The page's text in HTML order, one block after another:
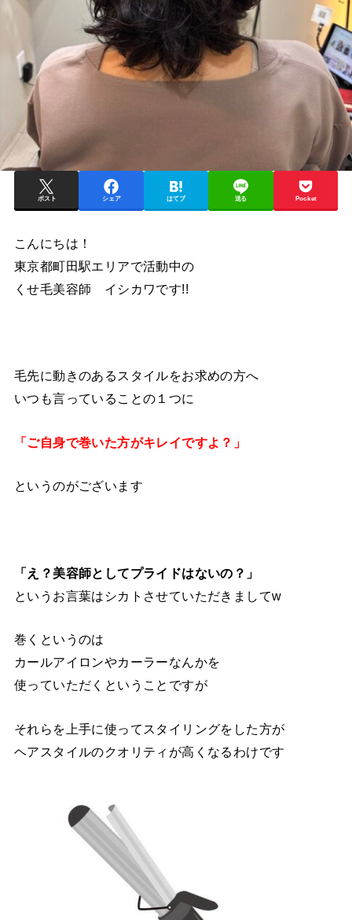
ポスト シェア はてブ 送る Pocket
こんにちは！
東京都町田駅エリアで活動中の
くせ毛美容師 イシカワです!!
毛先に動きのあるスタイルをお求めの方へ
いつも言っていることの１つに
「ご自身で巻いた方がキレイですよ？」
というのがございます
「え？美容師としてプライドはないの？」
というお言葉はシカトさせていただきましてw
巻くというのは
カールアイロンやカーラーなんかを
使っていただくということですが
それらを上手に使ってスタイリングをした方が
ヘアスタイルのクオリティが高くなるわけです